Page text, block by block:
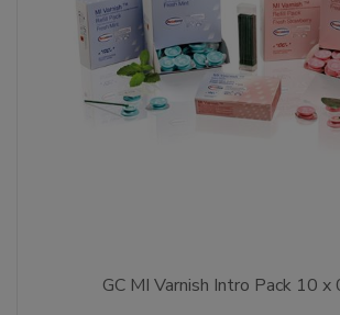
GC MI Varnish Intro Pack 10 x